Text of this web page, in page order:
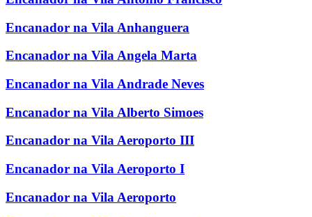
Encanador na Vila Anhanguera
Encanador na Vila Angela Marta
Encanador na Vila Andrade Neves
Encanador na Vila Alberto Simoes
Encanador na Vila Aeroporto III
Encanador na Vila Aeroporto I
Encanador na Vila Aeroporto